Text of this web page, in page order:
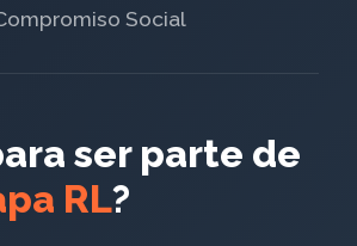
Social
ser parte de
RL?